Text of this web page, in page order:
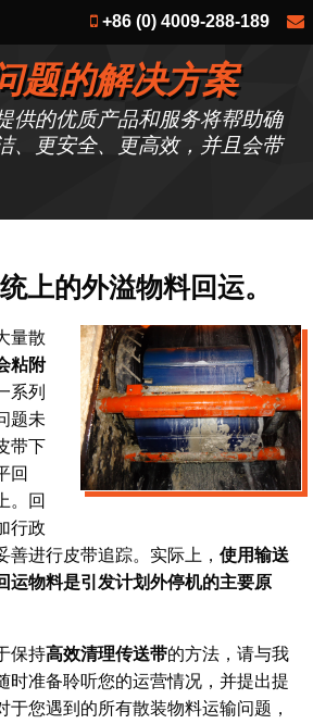
+86 (0) 4009-288-189
题的解决方案
供的优质产品和服务将帮助确
、更安全、更高效，并且会带
上的外溢物料回运。
量散
粘附
系列
题未
带下
回
。回
行政
善进行皮带追踪。实际上， 使用输送
运物料是引发计划外停机的主要原
保持高效清理传送带的方法，请与我
时准备聆听您的运营情况，并提出提
于您遇到的所有散装物料运输问题，